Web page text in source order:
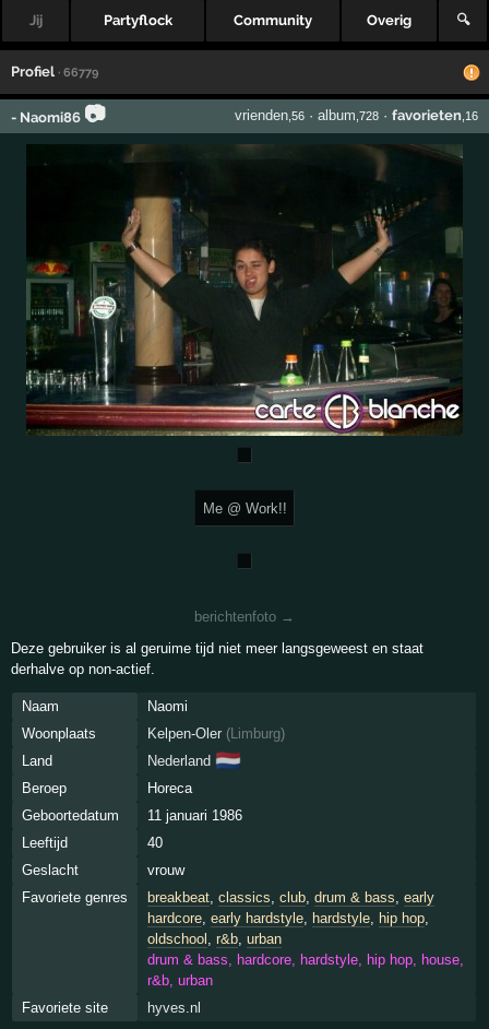
Jij Partyflock Community Overig 🔍
Profiel · 66779
- Naomi86 📷 vrienden,56· album ,728· favorieten ,16
Me @ Work!!
berichtenfoto →
Deze gebruiker is al geruime tijd niet meer langsgeweest en staat
derhalve op non-actief.
Naam
Naomi
Woonplaats
Kelpen-Oler (Limburg)
Land
Nederland 🇳🇱
Beroep
Horeca
Geboortedatum
11 januari 1986
Leeftijd
40
Geslacht
vrouw
Favoriete genres
breakbeat, classics club, drum & bass early
hardcore, early hardstyle, hardstyle, hip hop,
oldschool r&b, urban
drum & bass, hardcore, hardstyle, hip hop, house,
r&b, urban
Favoriete site
hyves.nl